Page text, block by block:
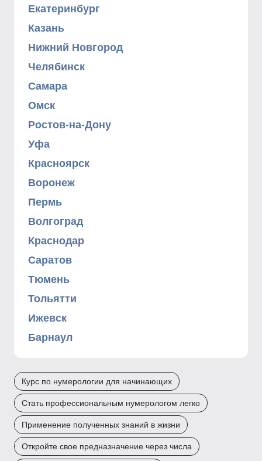
Екатеринбург
Казань
Нижний Новгород
Челябинск
Самара
Омск
Ростов-на-Дону
Уфа
Красноярск
Воронеж
Пермь
Волгоград
Краснодар
Саратов
Тюмень
Тольятти
Ижевск
Барнаул
Курс по нумерологии для начинающих
Стать профессиональным нумерологом легко
Применение полученных знаний в жизни
Откройте свое предназначение через числа